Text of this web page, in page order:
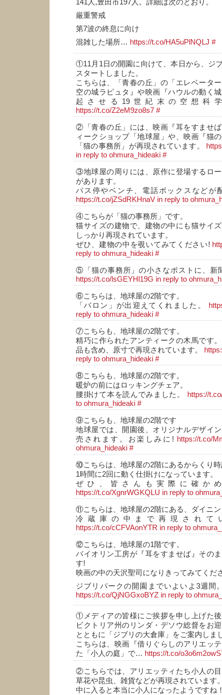
141人,豊田市197人。詳細は次のとおり。
厳重警戒
第7波の終息に向け
混雑した場所… https://t.co/HA5uPlNQLJ #
①11月1日の開園に向けて、本日から、ジ
スタートしました。
こちらは、「青春の丘」の「エレベータ
空の城ラピュタ』や映画『ハウルの動く
起させる19世紀末の空想科
https://t.co/Z2eM9zo8s7 #
②「青春の丘」には、映画『耳をすませ
ィークショップ「地球屋」や、映画『猫
「猫の事務所」が再現されています。
in reply to ohmura_hideaki #
③地球屋の周りには、原作に登場するロ
があります。
バス停やベンチ、電話ボックスなどが
https://t.co/jZSdRKHnaV in reply to
④こちらが「猫の事務所」です。
猫サイズの建物で、建物の中にも猫サイ
しっかり再現されています。
ぜひ、建物の中を覗いてみてください!
reply to ohmura_hideaki #
⑤「猫の事務所」の小さなポストに、新
https://t.co/lsGEYHl19G in reply to
⑥こちらは、地球屋の2階です。
「バロン」が出迎えてくれました。
reply to ohmura_hideaki #
⑦こちらも、地球屋の2階です。
精巧に作られたアンティークの木馬です
品も含め、原寸で再現されています。
reply to ohmura_hideaki #
⑧こちらも、地球屋の2階です。
暖炉の前にはロッキングチェア。
腰掛けて本を読んでみました。
https://
to ohmura_hideaki #
⑨こちらも、地球屋の2階です
地球屋では、開園後、オリジナルデザイ
売されます。お楽しみに! https://t.co/
ohmura_hideaki #
⑩こちらは、地球屋の2階にあるからくり
1時間に2回に動く仕掛けになっています。
ぜひ、皆さんも実際に確か
https://t.co/XgnrWGKQLU in reply to
⑪こちらは、地球屋の2階にある、ダイニ
冷蔵庫の中まで再現されて
https://t.co/cCFVAonYTR in reply to
⑫こちらは、地球屋の1階です。
バイオリン工房が『耳をすませば』その
す!
映画の中の天沢聖司になりきってみてくだ
ジブリパークの開園までいよいよ3週間
https://t.co/QjNGGxoBYZ in reply to
①メディアの皆様にご挨拶を申し上げた
ビクトリア州のリンダ・デソウ総督をお
とともに「ジブリの大倉庫」をご案内しま
こちらは、映画『借りぐらしのアリエッ
た「小人の庭」で… https://t.co/
②こちらでは、アリエッティたち小人の
草花や昆虫、雑貨などが再現されています
中に入ると本当に小人になったようですね